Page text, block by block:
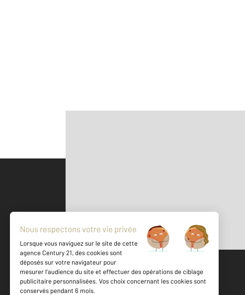
500 m ©Mappy
Votre agence est notée